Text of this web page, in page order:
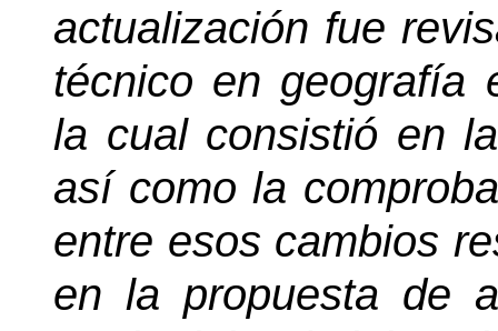
actualización fue
técnico en geografía
la cual consistió en
así como la
entre esos cambios
en la propuesta de